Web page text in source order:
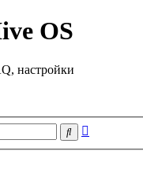
OS
настройки
Поиск